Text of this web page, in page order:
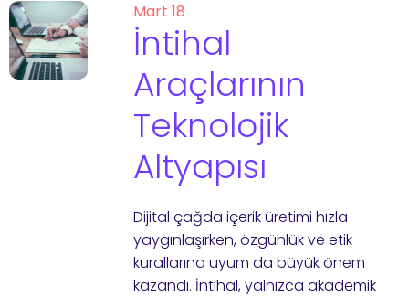
Mart 18
İntihal
Araçlarının
Teknolojik
Altyapısı
Dijital çağda içerik üretimi hızla
yaygınlaşırken, özgünlük ve etik
kurallarına uyum da büyük önem
kazandı. İntihal, yalnızca akademik